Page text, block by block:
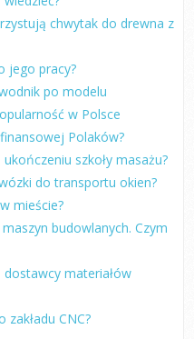
chwytak do drewna z
jego pracy?
po modelu
w Polsce
Polaków?
szkoły masażu?
do transportu okien?
mieście?
budowlanych. Czym
materiałów
zakładu CNC?